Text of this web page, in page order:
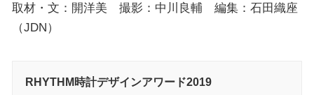
取材・文：開洋美 撮影：中川良輔 編集：石田織座
（JDN）
RHYTHM時計デザインアワード2019